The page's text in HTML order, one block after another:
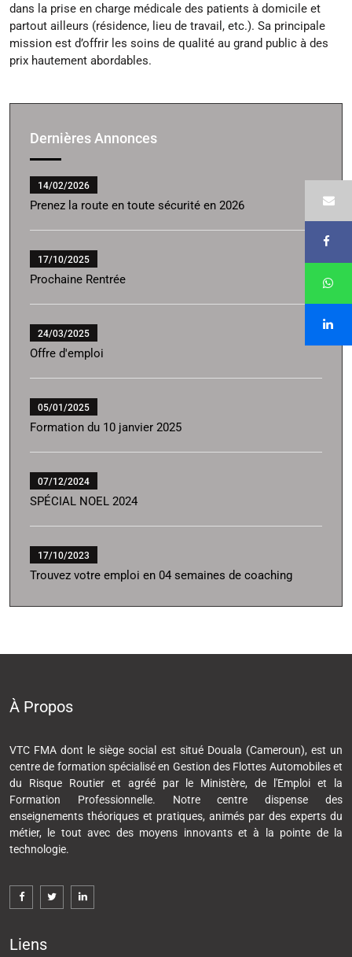
dans la prise en charge médicale des patients à domicile et
partout ailleurs (résidence, lieu de travail, etc.). Sa principale
mission est d’offrir les soins de qualité au grand public à des
prix hautement abordables.
Dernières Annonces
14/02/2026
Prenez la route en toute sécurité en 2026
17/10/2025
Prochaine Rentrée
24/03/2025
Offre d'emploi
05/01/2025
Formation du 10 janvier 2025
07/12/2024
SPÉCIAL NOEL 2024
17/10/2023
Trouvez votre emploi en 04 semaines de coaching
À Propos
VTC FMA dont le siège social est situé Douala (Cameroun), est un
centre de formation spécialisé en Gestion des Flottes Automobiles et
du Risque Routier et agréé par le Ministère, de l'Emploi et la
Formation Professionnelle. Notre centre dispense des
enseignements théoriques et pratiques, animés par des experts du
métier, le tout avec des moyens innovants et à la pointe de la
technologie.
Liens